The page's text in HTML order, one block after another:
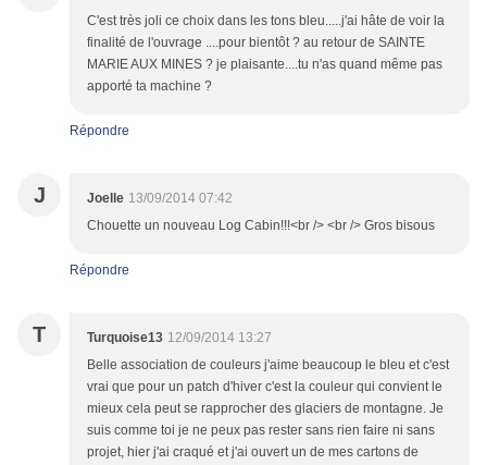
C'est très joli ce choix dans les tons bleu.....j'ai hâte de voir la
finalité de l'ouvrage ....pour bientôt ? au retour de SAINTE
MARIE AUX MINES ? je plaisante....tu n'as quand même pas
apporté ta machine ?
Répondre
J Joelle 13/09/2014 07:42
Chouette un nouveau Log Cabin!!!<br /> <br /> Gros bisous
Répondre
T Turquoise13 12/09/2014 13:27
Belle association de couleurs j'aime beaucoup le bleu et c'est
vrai que pour un patch d'hiver c'est la couleur qui convient le
mieux cela peut se rapprocher des glaciers de montagne. Je
suis comme toi je ne peux pas rester sans rien faire ni sans
projet, hier j'ai craqué et j'ai ouvert un de mes cartons de